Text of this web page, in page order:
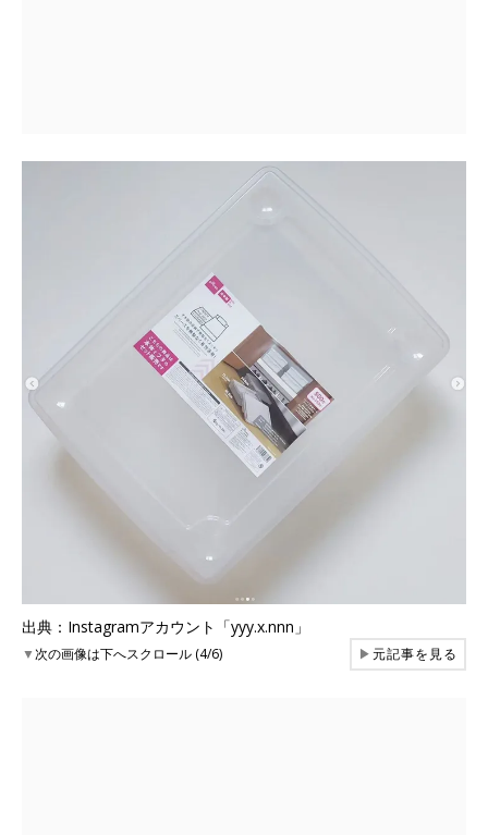
出典：Instagramアカウント「yyy.x.nnn」
▼次の画像は下へスクロール (4/6) ▶元記事を見る